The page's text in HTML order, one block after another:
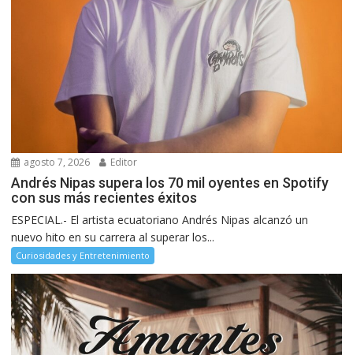
agosto 7, 2026 Editor
Andrés Nipas supera los 70 mil oyentes en Spotify
con sus más recientes éxitos
ESPECIAL.- El artista ecuatoriano Andrés Nipas alcanzó un
nuevo hito en su carrera al superar los...
Curiosidades y Entretenimiento